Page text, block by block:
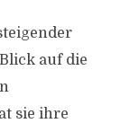
auf die
sie ihre